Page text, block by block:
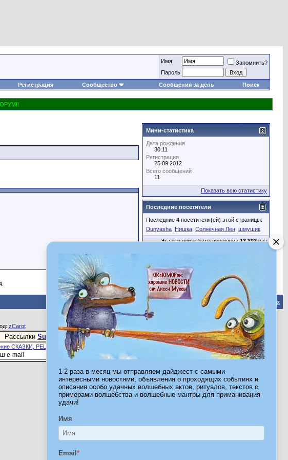
1-2 раза в месяц мы отправляем дайджест с самыми
интересными новостями, объявления о проходящих событиях и
описания особо удачных волшебных актов, ритуалов, текстов с
примерами волшебства и волшебные мантры для приманивания
удачи!
Имя
Email *
Имя
Запомнить?
Пароль
Регистрация Сообщество Сообщения за день Поиск
Мини-статистика
Дата рождения
30.11
Регистрация
25.09.2012
Всего сообщений
11
Показать всю статистику
Последние посетители
Последние 4 посетителя(ей) этой страницы:
Dunyasha Нишка Солнечная Лен шмушик
Эта страница была посещена13,302раз
Обратная связь Форум Волшебников-Архив Вверх
zCarot
Рассылки Subscribe.Ru
СКАЗКИ, РЕЦЕПТЫ И ШТУЧКИ ДЛЯ ВСЕХ